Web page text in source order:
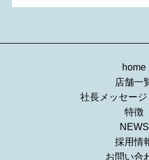
home
店舗一
社長メッセージ
特徴
NEWS
採用情
お問い合